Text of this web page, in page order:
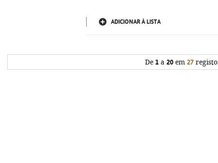
ADICIONAR À LISTA
De 1a 20em 27